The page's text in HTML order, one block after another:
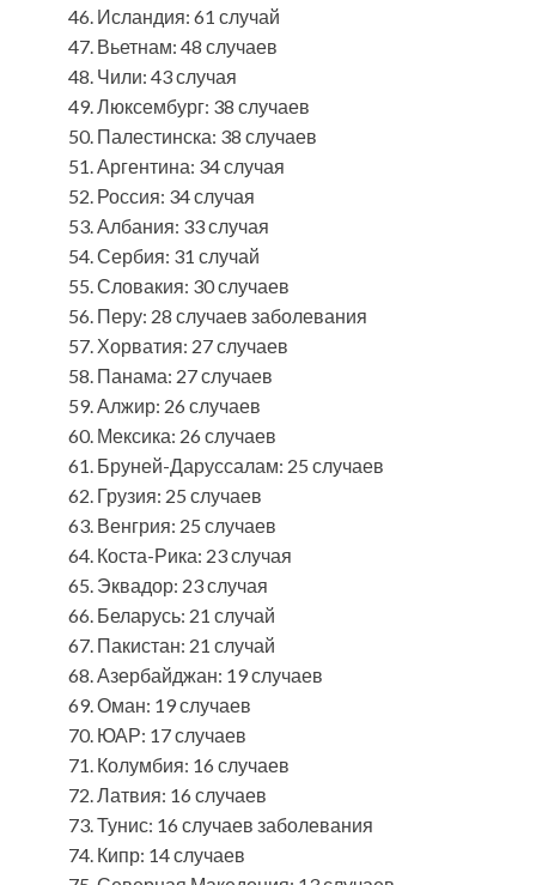
Исландия: 61 случай
Вьетнам: 48 случаев
Чили: 43 случая
Люксембург: 38 случаев
Палестинска: 38 случаев
Аргентина: 34 случая
Россия: 34 случая
Албания: 33 случая
Сербия: 31 случай
Словакия: 30 случаев
Перу: 28 случаев заболевания
Хорватия: 27 случаев
Панама: 27 случаев
Алжир: 26 случаев
Мексика: 26 случаев
Бруней-Даруссалам: 25 случаев
Грузия: 25 случаев
Венгрия: 25 случаев
Коста-Рика: 23 случая
Эквадор: 23 случая
Беларусь: 21 случай
Пакистан: 21 случай
Азербайджан: 19 случаев
Оман: 19 случаев
ЮАР: 17 случаев
Колумбия: 16 случаев
Латвия: 16 случаев
Тунис: 16 случаев заболевания
Кипр: 14 случаев